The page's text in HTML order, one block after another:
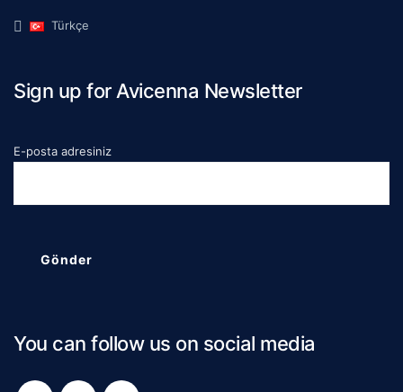
Türkçe
Sign up for Avicenna Newsletter
E-posta adresiniz
You can follow us on social media